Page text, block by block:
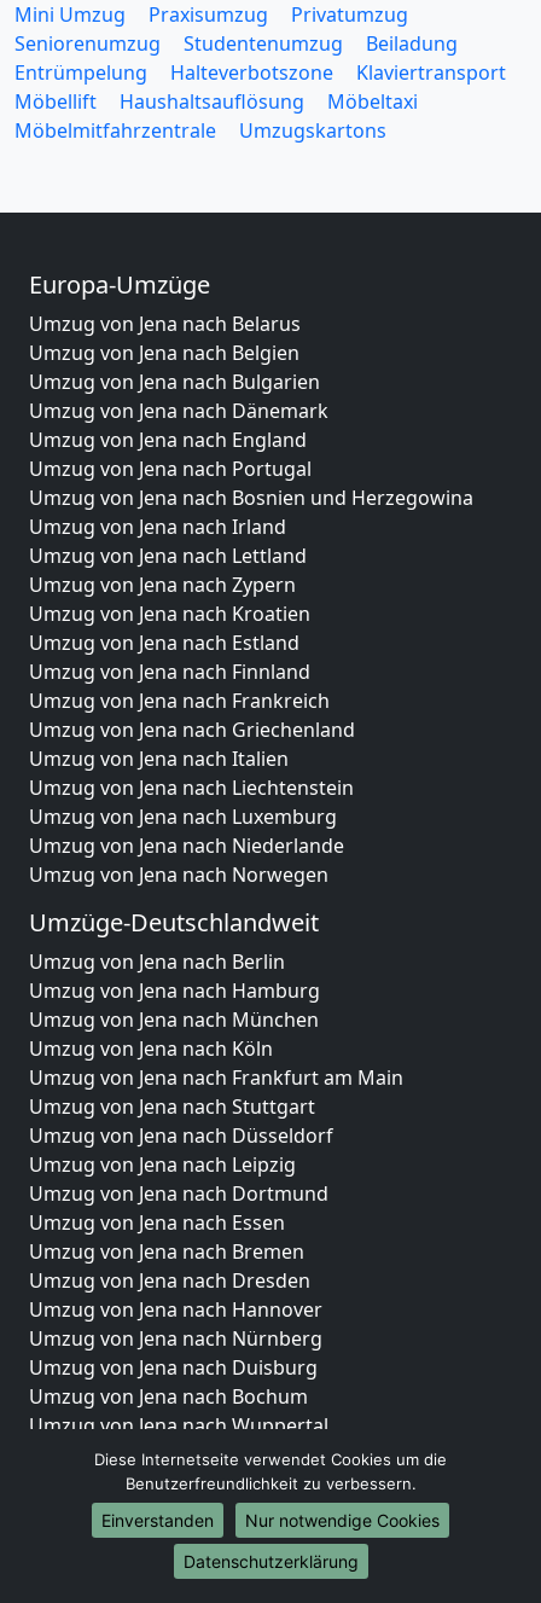
Mini Umzug
Praxisumzug
Privatumzug
Seniorenumzug
Studentenumzug
Beiladung
Entrümpelung
Halteverbotszone
Klaviertransport
Möbellift
Haushaltsauflösung
Möbeltaxi
Möbelmitfahrzentrale
Umzugskartons
Europa-Umzüge
Umzug von Jena nach Belarus
Umzug von Jena nach Belgien
Umzug von Jena nach Bulgarien
Umzug von Jena nach Dänemark
Umzug von Jena nach England
Umzug von Jena nach Portugal
Umzug von Jena nach Bosnien und Herzegowina
Umzug von Jena nach Irland
Umzug von Jena nach Lettland
Umzug von Jena nach Zypern
Umzug von Jena nach Kroatien
Umzug von Jena nach Estland
Umzug von Jena nach Finnland
Umzug von Jena nach Frankreich
Umzug von Jena nach Griechenland
Umzug von Jena nach Italien
Umzug von Jena nach Liechtenstein
Umzug von Jena nach Luxemburg
Umzug von Jena nach Niederlande
Umzug von Jena nach Norwegen
Umzüge-Deutschlandweit
Umzug von Jena nach Berlin
Umzug von Jena nach Hamburg
Umzug von Jena nach München
Umzug von Jena nach Köln
Umzug von Jena nach Frankfurt am Main
Umzug von Jena nach Stuttgart
Umzug von Jena nach Düsseldorf
Umzug von Jena nach Leipzig
Umzug von Jena nach Dortmund
Umzug von Jena nach Essen
Umzug von Jena nach Bremen
Umzug von Jena nach Dresden
Umzug von Jena nach Hannover
Umzug von Jena nach Nürnberg
Umzug von Jena nach Duisburg
Umzug von Jena nach Bochum
Umzug von Jena nach Wuppertal
Umzug von Jena nach Bielefeld
Umzug von Jena nach Bonn
Umzug von Jena nach Münster
Internationale-Umzüge
Diese Internetseite verwendet Cookies um die
Benutzerfreundlichkeit zu verbessern.
Einverstanden
Nur notwendige Cookies
Datenschutzerklärung